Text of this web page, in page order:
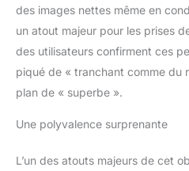
et
des images nettes même en
un atout majeur pour les prises
des utilisateurs confirment ces
piqué de « tranchant comme du
plan de « superbe ».
Une polyvalence surprenante
L’un des atouts majeurs de cet